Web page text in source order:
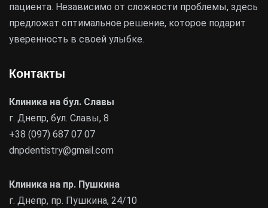
пациента. Независимо от сложности проблемы, здесь
предложат оптимальное решение, которое подарит
уверенность в своей улыбке.
Контакты
Клиника на бул. Славы
г. Днепр, бул. Славы, 8
+38 (097) 687 07 07
dnpdentistry@gmail.com
Клиника на пр. Пушкина
г. Днепр, пр. Пушкина, 24/10